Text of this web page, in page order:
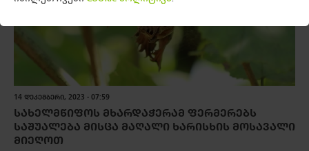
14 ᲓᲔᲙᲔᲛᲑᲔᲠᲘ, 2023 - 07:59
ᲡᲐᲮᲔᲚᲛᲬᲘᲤᲝᲡ ᲛᲮᲐᲠᲓᲐᲭᲔᲠᲐᲛ ᲤᲔᲠᲛᲔᲠᲔᲑᲡ
ᲡᲐᲨᲣᲐᲚᲔᲑᲐ ᲛᲘᲡᲪᲐ ᲛᲐᲦᲐᲚᲘ ᲮᲐᲠᲘᲡᲮᲘᲡ ᲛᲝᲡᲐᲕᲐᲚᲘ
ᲛᲘᲔᲦᲝᲗ